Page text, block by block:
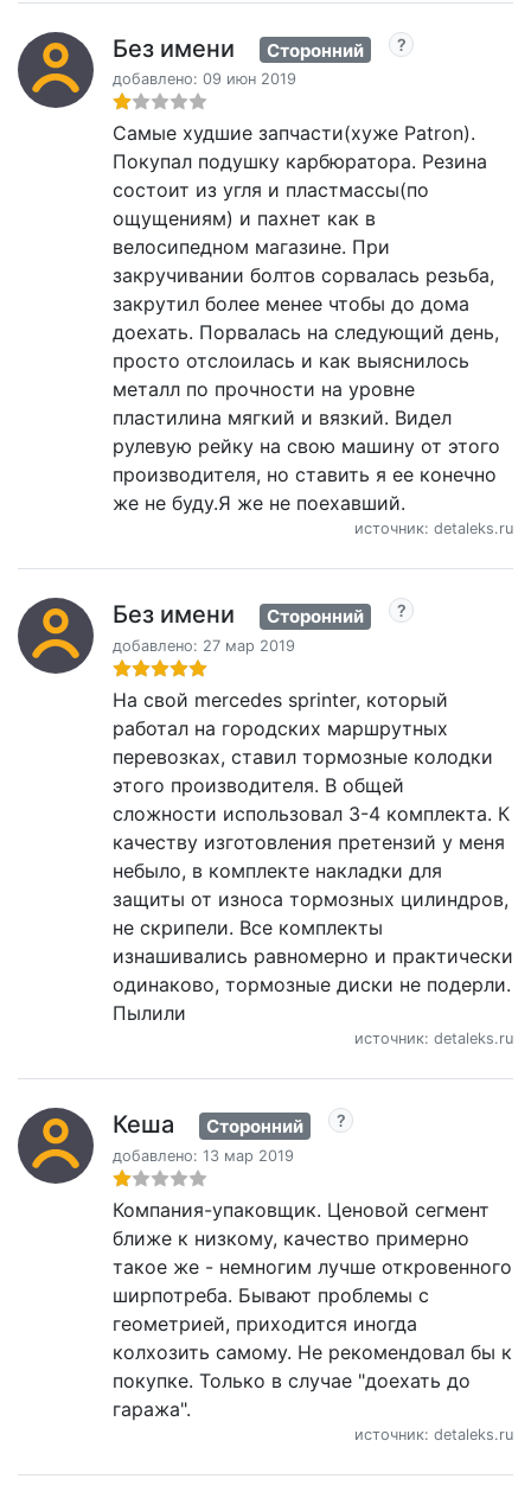
Без имени Сторонний
добавлено: 09 июн 2019
Самые худшие запчасти(хуже Patron).
Покупал подушку карбюратора. Резина
состоит из угля и пластмассы(по
ощущениям) и пахнет как в
велосипедном магазине. При
закручивании болтов сорвалась резьба,
закрутил более менее чтобы до дома
доехать. Порвалась на следующий день,
просто отслоилась и как выяснилось
металл по прочности на уровне
пластилина мягкий и вязкий. Видел
рулевую рейку на свою машину от этого
производителя, но ставить я ее конечно
же не буду.Я же не поехавший.
источник: detaleks.ru
Без имени Сторонний
добавлено: 27 мар 2019
На свой mercedes sprinter, который
работал на городских маршрутных
перевозках, ставил тормозные колодки
этого производителя. В общей
сложности использовал 3-4 комплекта. К
качеству изготовления претензий у меня
небыло, в комплекте накладки для
защиты от износа тормозных цилиндров,
не скрипели. Все комплекты
изнашивались равномерно и практически
одинаково, тормозные диски не подерли.
Пылили
источник: detaleks.ru
Кеша Сторонний
добавлено: 13 мар 2019
Компания-упаковщик. Ценовой сегмент
ближе к низкому, качество примерно
такое же - немногим лучше откровенного
ширпотреба. Бывают проблемы с
геометрией, приходится иногда
колхозить самому. Не рекомендовал бы к
покупке. Только в случае "доехать до
гаража".
источник: detaleks.ru